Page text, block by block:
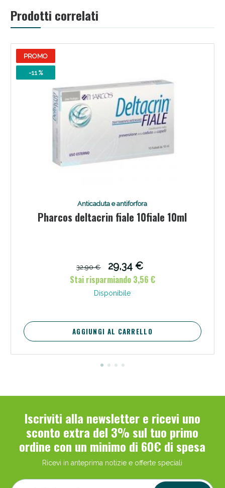
Prodotti correlati
PROMO
-11 %
Anticaduta e antiforfora
Pharcos deltacrin fiale 10fiale 10ml
32,90 €
29,34 €
Stai risparmiando 3,56 €
Disponibile
AGGIUNGI AL CARRELLO
Iscriviti alla newsletter e ricevi uno
sconto extra del 3% sul tuo primo
ordine con un minimo di 60€ di spesa
Ricevi in anteprima notizie e offerte speciali